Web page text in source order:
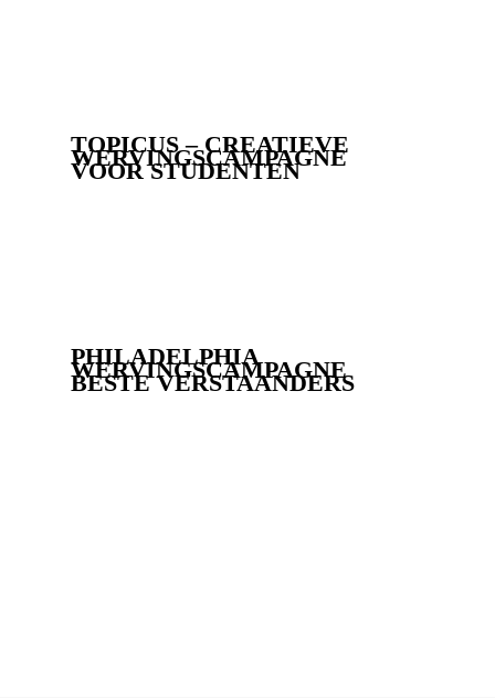
TOPICUS – CREATIEVE
WERVINGSCAMPAGNE
VOOR STUDENTEN
PHILADELPHIA
WERVINGSCAMPAGNE
BESTE VERSTAANDERS